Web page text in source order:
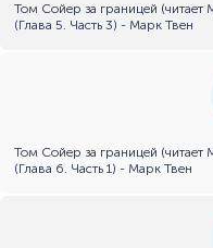
Том Сойер за границей (читает
(Глава 5. Часть 3) - Марк Твен
Том Сойер за границей (читает
(Глава 6. Часть 1) - Марк Твен